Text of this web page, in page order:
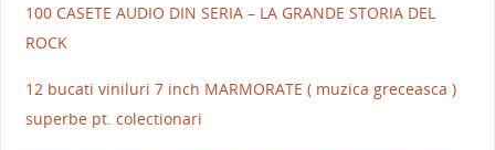
100 CASETE AUDIO DIN SERIA – LA GRANDE STORIA DEL
ROCK
12 bucati viniluri 7 inch MARMORATE ( muzica greceasca )
superbe pt. colectionari